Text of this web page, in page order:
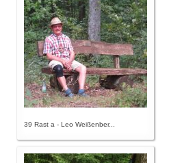
39 Rast a - Leo Weißenber...